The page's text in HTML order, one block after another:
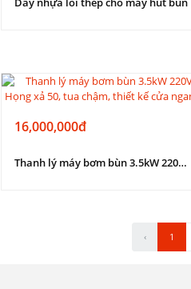
16,000,000đ
Thanh lý máy bơm bùn 3.5kW 220V: Họng xả 50, tua chậm, thiết kế cửa ngang.
‹ 1